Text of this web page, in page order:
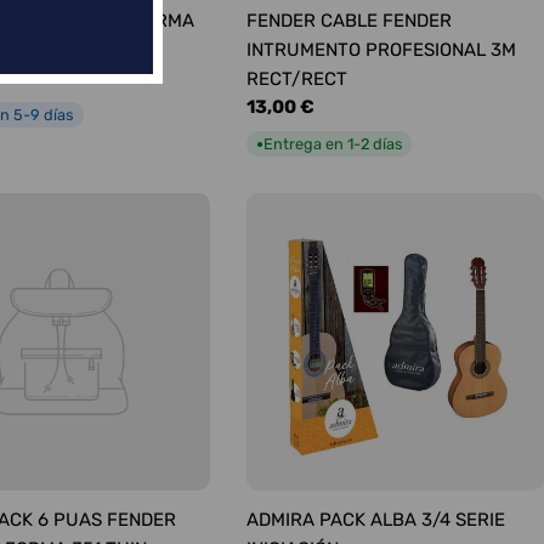
SURTIDAS FORMA
5-9 días
FENDER CABLE FENDER
INTRUMENTO PROFESIONAL 3M
RECT/RECT
Precio
13,00 €
●Entrega en 1-2 días
6 PUAS FENDER
ADMIRA PACK ALBA 3/4 SERIE